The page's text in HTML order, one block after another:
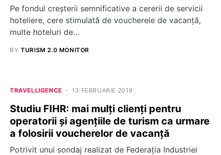
Pe fondul creșterii semnificative a cererii de servicii
hoteliere, cere stimulată de voucherele de vacanță,
multe hoteluri de…
BY TURISM 2.0 MONITOR
TRAVELLIGENCE 13 FEBRUARIE 2019
Studiu FIHR: mai mulți clienți pentru
operatorii și agențiile de turism ca urmare
a folosirii voucherelor de vacanță
Potrivit unui sondaj realizat de Federația Industriei